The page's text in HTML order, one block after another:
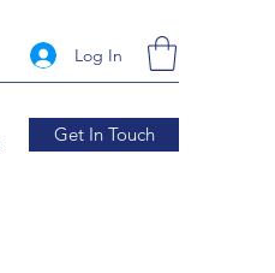
Log In
Get In Touch